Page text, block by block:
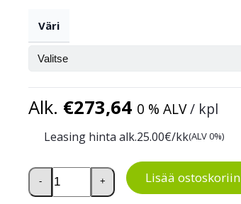
Väri
Alk. €273,64 0 % ALV/ kpl
Leasing hinta alk.25.00€/kk(ALV 0%)
Porraskärry 200 kg määrä
- + Lisää ostoskoriin